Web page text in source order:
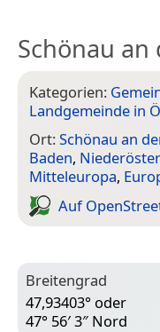
Schönau
Kategorien:
Landgemeinde in
Ort:Schönau an
Baden,
Mitteleuropa,
Auf
Breitengrad
47,93403° oder
47° 56′ 3″ Nord